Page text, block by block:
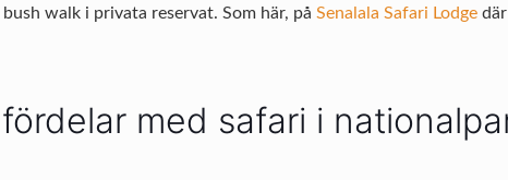
walk i privata reservat. Som här, på Senalala Safari Lodge
med safari i